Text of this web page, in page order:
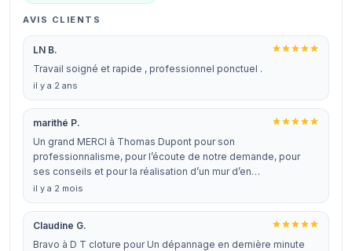
AVIS CLIENTS
LN B.
Travail soigné et rapide , professionnel ponctuel .
il y a 2 ans
marithé P.
Un grand MERCI à Thomas Dupont pour son
professionnalisme, pour l’écoute de notre demande, pour
ses conseils et pour la réalisation d’un mur d’en…
il y a 2 mois
Claudine G.
Bravo à D T cloture pour Un dépannage en dernière minute